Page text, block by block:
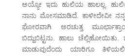
ಅಯ್ಯೋ ಇದು ಹುಲಿಯ ಹಾಲಲ್ಲ.
ನಾನು ಮೋಸಮಾಡಿದೆ. ಕಾಳೀದೇವೀ
ಘೋರವಾಗಿ ಅರಚುತ್ತ
ಬಿದ್ದುಬಿಟ್ಟನು. ಹಾಲು ಚೆಲ್ಲಿಹೋಯಿತು.
ಮಾಡುವುದೆಂದು ಯಾರಿಗೂ